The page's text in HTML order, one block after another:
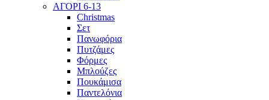
ΑΓΟΡΙ 6-13
Christmas
Σετ
Πανωφόρια
Πυτζάμες
Φόρμες
Μπλούζες
Πουκάμισα
Παντελόνια